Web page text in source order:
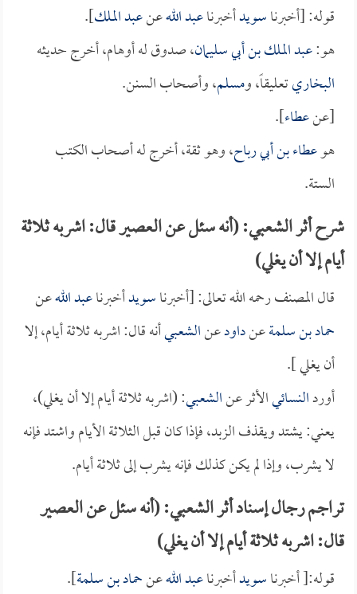
قوله: [أخبرناسويدأخبرناعبد اللهعنعبد الملك].
هو:عبد الملك بن أبي سليمان، صدوق له أوهام، أخرج حديثه
البخاريتعليقاً، ومسلم، وأصحاب السنن.
[عنعطاء].
هوعطاء بن أبي رباح، وهو ثقة، أخرج له أصحاب الكتب
الستة.
شرح أثر الشعبي: (أنه سئل عن العصير قال: اشربه ثلاثة
أيام إلا أن يغلي)
قال المصنف رحمه الله تعالى: [أخبرناسويدأخبرناعبد اللهعن
حماد بن سلمةعنداودعنالشعبيأنه قال: اشربه ثلاثة أيام، إلا
أن يغلي ].
أوردالنسائيالأثر عنالشعبي: (اشربه ثلاثة أيام إلا أن يغلي)،
يعني: يشتد ويقذف الزبد، فإذا كان قبل الثلاثة الأيام واشتد فإنه
لا يشرب، وإذا لم يكن كذلك فإنه يشرب إلى ثلاثة أيام.
تراجم رجال إسناد أثر الشعبي: (أنه سئل عن العصير
قال: اشربه ثلاثة أيام إلا أن يغلي)
قوله:[ أخبرناسويدأخبرناعبد اللهعنحماد بن سلمة].